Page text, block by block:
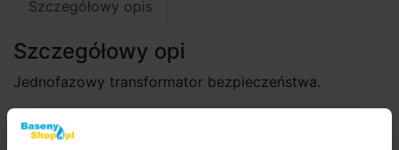
Szczegółowy opis
Szczegółowy opi
Jednofazowy transformator bezpieczeństwa.
EN61558 i spełniają warunki normalnego użytkowania